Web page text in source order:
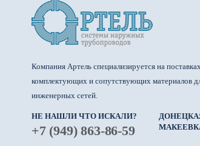
Компания Артель специализируется на
комплектующих и сопутствующих материалов
инженерных сетей.
НЕ НАШЛИ ЧТО ИСКАЛИ?
+7 (949) 863-86-59